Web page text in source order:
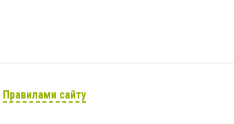
Правилами сайту